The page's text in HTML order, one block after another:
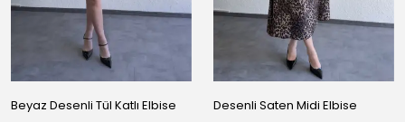
Beyaz Desenli Tül Katlı Elbise Desenli Saten Midi Elbise